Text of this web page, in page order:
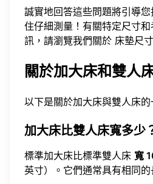
誠實地回答這些問題將引導
住仔細測量！有關特定尺寸
訊，請瀏覽我們關於 床墊尺寸
關於加大床和雙人
以下是關於加大床與雙人床的
加大床比雙人床寬多少
標準加大床比標準雙人床 寬
英寸）。它們通常具有相同